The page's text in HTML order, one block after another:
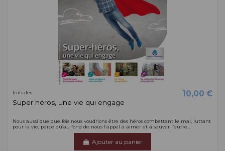
Initiales 10,00 €
Super héros, une vie qui engage
Nous aussi quelque fois nous voudrions être des héros combattant le mal, luttant
pour la vie, parce qu’au fond de nous l’appel à aimer et à sauver l’autre...
Ajouter au panier